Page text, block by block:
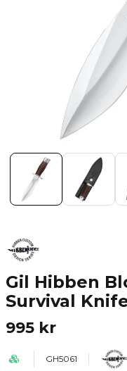
Gil Hibben
Survival
995 kr
GH5061